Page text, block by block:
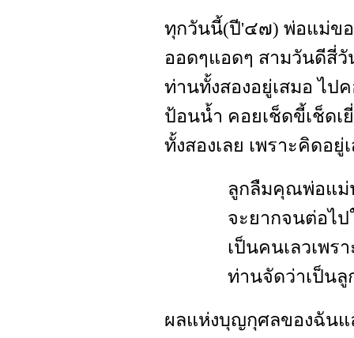
ทุกวันนี้(ปี'๔๗) พ่อแม่ขอ
ออดๆแอดๆ สามวันดีสี่
ท่านทั้งสองอยู่เสมอ ไป
ป้อนน้ำ คอยเช็ดขี้เช็ดเ
ทั้งสองเลย เพราะคิดอยู่
ลูกลืมคุณพ่อแม่
จะยากจนต่อไ
เป็นคนเลวเพร
ท่านจัดว่าเป็น
ผลแห่งบุญกุศลของฉันแ